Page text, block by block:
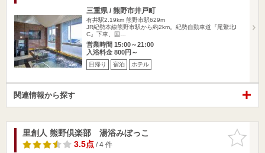
三重県 / 熊野市井戸町
有井駅2.19km 熊野市駅629m
JR紀勢本線熊野市駅から約2km。紀勢自動車道『尾鷲北I
C』下車、国…
営業時間 15:00～21:00
入浴料金 800円～
日帰り 宿泊 ホテル
関連情報から探す
お気に入
りに追加
里創人 熊野倶楽部 湯浴みぼっこ
3.5点/ 4 件